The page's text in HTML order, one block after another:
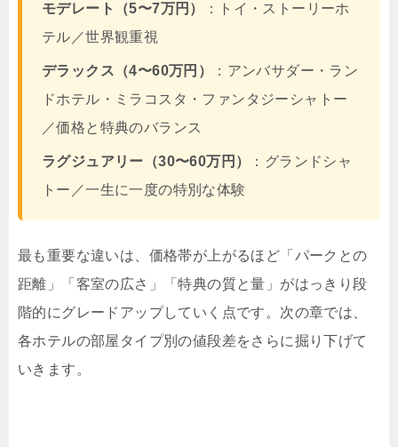
モデレート（5〜7万円）
：トイ・ストーリーホ
テル／世界観重視
デラックス（4〜60万円）
：アンバサダー・ラン
ドホテル・ミラコスタ・ファンタジーシャトー
／価格と特典のバランス
ラグジュアリー（30〜60万円）
：グランドシャ
トー／一生に一度の特別な体験
最も重要な違いは、価格帯が上がるほど「パークとの
距離」「客室の広さ」「特典の質と量」がはっきり段
階的にグレードアップしていく点です。次の章では、
各ホテルの部屋タイプ別の値段差をさらに掘り下げて
いきます。